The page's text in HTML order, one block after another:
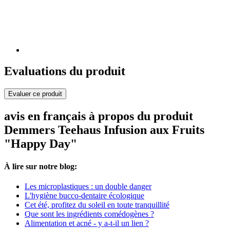
Evaluations du produit
Evaluer ce produit
avis en français à propos du produit
Demmers Teehaus Infusion aux Fruits
"Happy Day"
À lire sur notre blog:
Les microplastiques : un double danger
L'hygiène bucco-dentaire écologique
Cet été, profitez du soleil en toute tranquillité
Que sont les ingrédients comédogènes ?
Alimentation et acné - y a-t-il un lien ?